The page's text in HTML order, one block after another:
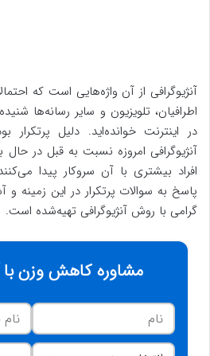
آنژیوگرافی از آن واژه‌هایی است که
اطرافیان، تلویزیون و سایر رسانه‌ها
در اینترنت خوانده‌اید. دلیل
آنژیوگرافی امروزه نسبت به قبل در
افراد بیشتری با آن سروکار پیدا
پاسخ به سوالات پرتکرار در این زمینه
گرامی با روش آنژیوگرافی تهیه‌شده است.
مشاوره کاهش وزن با